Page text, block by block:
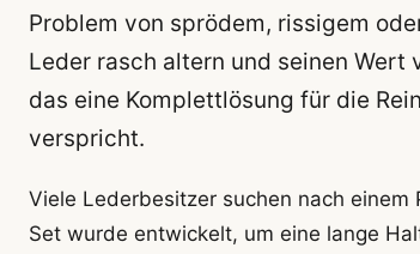
Problem von sprödem, rissigem
Leder rasch altern und seinen
das eine Komplettlösung für die
verspricht.
Viele Lederbesitzer suchen nach
Set wurde entwickelt, um eine lange